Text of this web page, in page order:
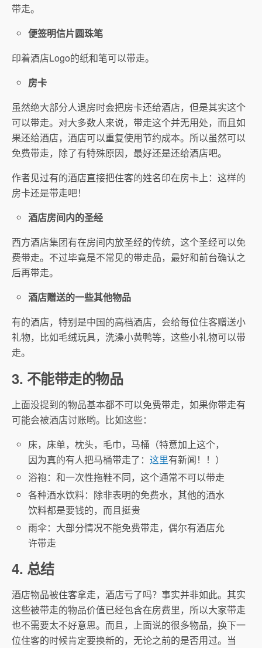
带走。
便签明信片圆珠笔
印着酒店Logo的纸和笔可以带走。
房卡
虽然绝大部分人退房时会把房卡还给酒店，但是其实这个
可以带走。对大多数人来说，带走这个并无用处，而且如
果还给酒店，酒店可以重复使用节约成本。所以虽然可以
免费带走，除了有特殊原因，最好还是还给酒店吧。
作者见过有的酒店直接把住客的姓名印在房卡上：这样的
房卡还是带走吧！
酒店房间内的圣经
西方酒店集团有在房间内放圣经的传统，这个圣经可以免
费带走。不过毕竟是不常见的带走品，最好和前台确认之
后再带走。
酒店赠送的一些其他物品
有的酒店，特别是中国的高档酒店，会给每位住客赠送小
礼物，比如毛绒玩具，洗澡小黄鸭等，这些小礼物可以带
走。
3. 不能带走的物品
上面没提到的物品基本都不可以免费带走，如果你带走有
可能会被酒店讨账哟。比如这些：
床，床单，枕头，毛巾，马桶（特意加上这个，
因为真的有人把马桶带走了：这里有新闻！！）
浴袍：和一次性拖鞋不同，这个通常不可以带走
各种酒水饮料：除非表明的免费水，其他的酒水
饮料都是要钱的，而且挺贵
雨伞：大部分情况不能免费带走，偶尔有酒店允
许带走
4. 总结
酒店物品被住客拿走，酒店亏了吗？事实并非如此。其实
这些被带走的物品价值已经包含在房费里，所以大家带走
也不需要太不好意思。而且，上面说的很多物品，换下一
位住客的时候肯定要换新的，无论之前的是否用过。当